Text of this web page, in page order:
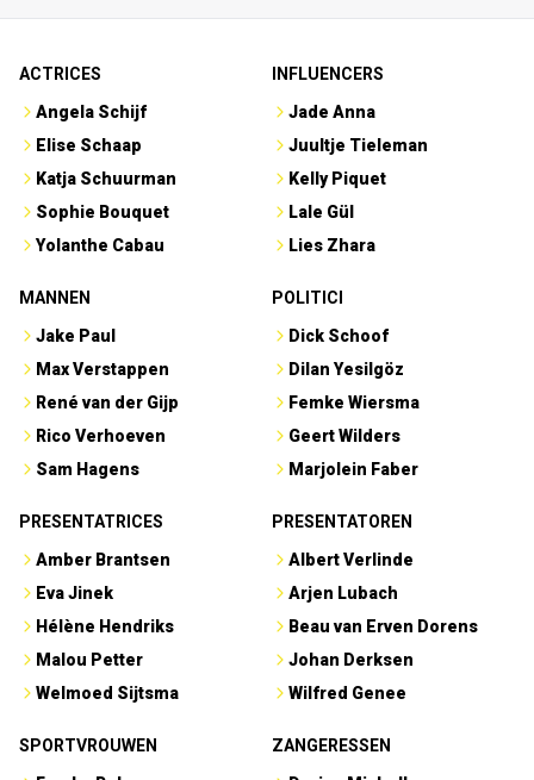
ACTRICES
Angela Schijf
Elise Schaap
Katja Schuurman
Sophie Bouquet
Yolanthe Cabau
INFLUENCERS
Jade Anna
Juultje Tieleman
Kelly Piquet
Lale Gül
Lies Zhara
MANNEN
Jake Paul
Max Verstappen
René van der Gijp
Rico Verhoeven
Sam Hagens
POLITICI
Dick Schoof
Dilan Yesilgöz
Femke Wiersma
Geert Wilders
Marjolein Faber
PRESENTATRICES
Amber Brantsen
Eva Jinek
Hélène Hendriks
Malou Petter
Welmoed Sijtsma
PRESENTATOREN
Albert Verlinde
Arjen Lubach
Beau van Erven Dorens
Johan Derksen
Wilfred Genee
SPORTVROUWEN
ZANGERESSEN